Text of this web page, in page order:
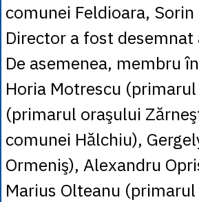
comunei Feldioara,
Director a fost
De asemenea, membru
Horia Motrescu
(primarul oraşului
comunei Hălchiu),
Ormeniş), Alexandru
Marius Olteanu